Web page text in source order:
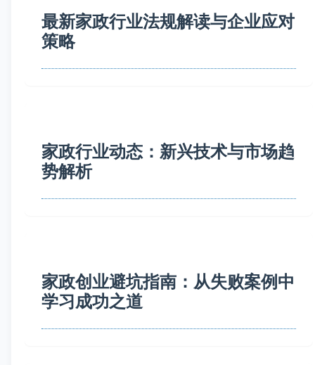
最新家政行业法规解读与企业应对
策略
家政行业动态：新兴技术与市场趋
势解析
家政创业避坑指南：从失败案例中
学习成功之道